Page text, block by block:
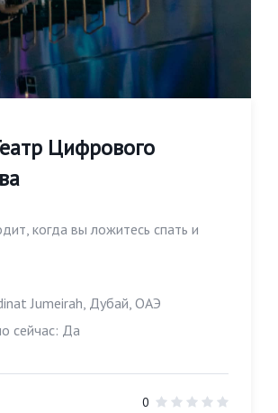
Цифрового
когда вы ложитесь спать и
Jumeirah, Дубай, ОАЭ
сейчас: Да
0